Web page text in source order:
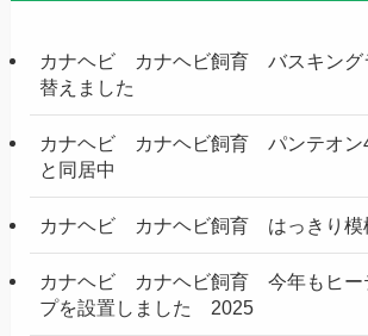
カナヘビ カナヘビ飼育 バスキング
替えました
カナヘビ カナヘビ飼育 パンテオン
と同居中
カナヘビ カナヘビ飼育 はっきり模
カナヘビ カナヘビ飼育 今年もヒー
プを設置しました 2025